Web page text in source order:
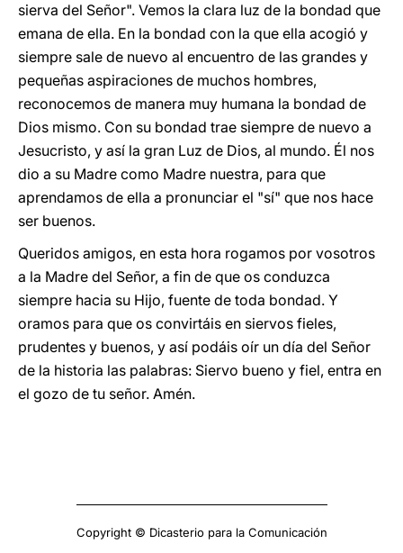
sierva del Señor". Vemos la clara luz de la bondad que
emana de ella. En la bondad con la que ella acogió y
siempre sale de nuevo al encuentro de las grandes y
pequeñas aspiraciones de muchos hombres,
reconocemos de manera muy humana la bondad de
Dios mismo. Con su bondad trae siempre de nuevo a
Jesucristo, y así la gran Luz de Dios, al mundo. Él nos
dio a su Madre como Madre nuestra, para que
aprendamos de ella a pronunciar el "sí" que nos hace
ser buenos.
Queridos amigos, en esta hora rogamos por vosotros
a la Madre del Señor, a fin de que os conduzca
siempre hacia su Hijo, fuente de toda bondad. Y
oramos para que os convirtáis en siervos fieles,
prudentes y buenos, y así podáis oír un día del Señor
de la historia las palabras: Siervo bueno y fiel, entra en
el gozo de tu señor. Amén.
Copyright © Dicasterio para la Comunicación